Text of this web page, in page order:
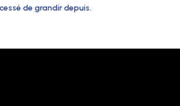
de grandir depuis.